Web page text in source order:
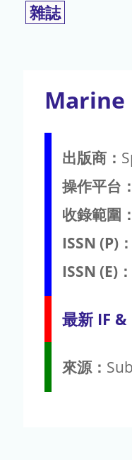
雜誌
Marine
出版商：
操作平台：
收錄範圍：
ISSN (P)：
ISSN (E)：
最新 IF
來源：